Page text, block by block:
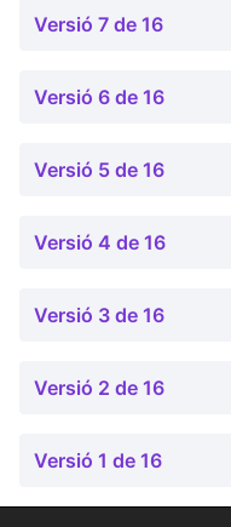
Versió 7 de 16
Versió 6 de 16
Versió 5 de 16
Versió 4 de 16
Versió 3 de 16
Versió 2 de 16
Versió 1 de 16